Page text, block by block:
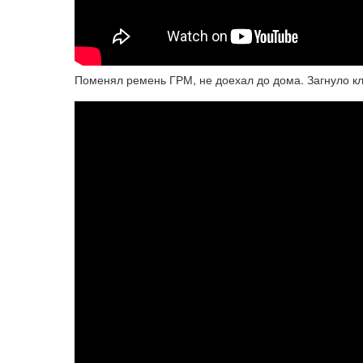
Поменял ремень ГРМ, не доехал до дома. Загнуло